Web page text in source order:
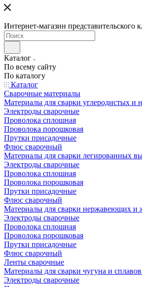
Интернет-магазин представительского
Каталог
По всему сайту
По каталогу
Каталог
Сварочные материалы
Материалы для сварки углеродистых и
Электроды сварочные
Проволока сплошная
Проволока порошковая
Прутки присадочные
Флюс сварочный
Материалы для сварки легированных
Электроды сварочные
Проволока сплошная
Проволока порошковая
Прутки присадочные
Флюс сварочный
Материалы для сварки нержавеющих и
Электроды сварочные
Проволока сплошная
Проволока порошковая
Прутки присадочные
Флюс сварочный
Ленты сварочные
Материалы для сварки чугуна и
Электроды сварочные